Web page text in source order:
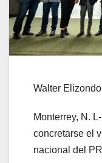
Walter Elizondo
Monterrey, N.
concretarse el
nacional del